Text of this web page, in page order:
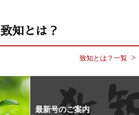
致知とは？
致知とは？一覧
最新号のご案内